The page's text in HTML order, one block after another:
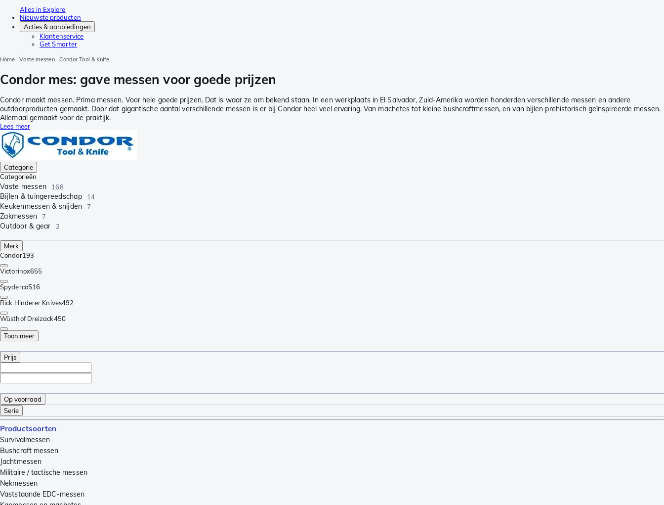
Alles in Explore
Nieuwste producten
Acties & aanbiedingen
Klantenservice
Get Smarter
Home Vaste messen Condor Tool & Knife
Condor mes: gave messen voor goede prijzen
Condor maakt messen. Prima messen. Voor hele goede prijzen. Dat is waar ze om bekend staan. In een werkplaats in El Salvador, Zuid-Amerika worden honderden verschillende messen en andere
outdoorproducten gemaakt. Door dat gigantische aantal verschillende messen is er bij Condor heel veel ervaring. Van machetes tot kleine bushcraftmessen, en van bijlen prehistorisch geïnspireerde messen.
Allemaal gemaakt voor de praktijk.
Lees meer
Categorie
Categorieën
Vaste messen 168
Bijlen & tuingereedschap 14
Keukenmessen & snijden 7
Zakmessen 7
Outdoor & gear 2
Merk
Condor193
Victorinox655
Spyderco516
Rick Hinderer Knives492
Wüsthof Dreizack450
Toon meer
Prijs
Op voorraad
Serie
Productsoorten
Survivalmessen
Bushcraft messen
Jachtmessen
Militaire / tactische messen
Nekmessen
Vaststaande EDC-messen